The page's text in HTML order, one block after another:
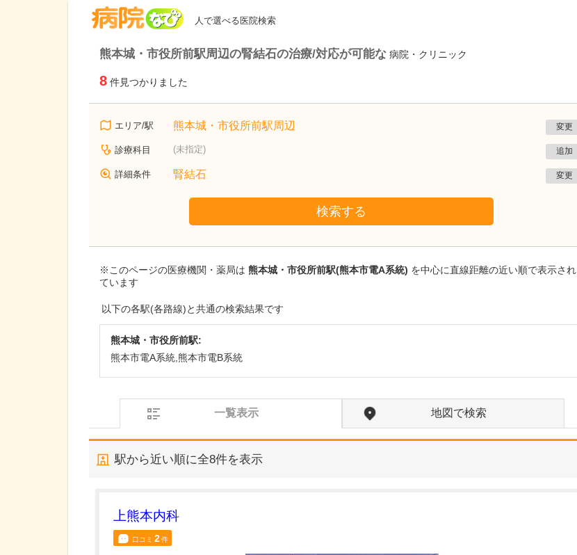
人で選べる医院検索
熊本城・市役所前駅周辺の腎結石の治療/対応が可能な 病院・クリニック
8 件見つかりました
エリア/駅 熊本城・市役所前駅周辺 変更
診療科目 (未指定) 追加
詳細条件 腎結石 変更
検索する
※このページの医療機関・薬局は 熊本城・市役所前駅(熊本市電A系統) を中心に直線距離の近い順で表示され
ています
以下の各駅(各路線)と共通の検索結果です
熊本城・市役所前駅:
熊本市電A系統,熊本市電B系統
一覧表示 地図で検索
駅から近い順に全8件を表示
上熊本内科
口コミ 2件
東京都渋谷区
代々木クリニック
ことに、もう一つプラス
アルファして、その方に
とってより良い治療を提
供…